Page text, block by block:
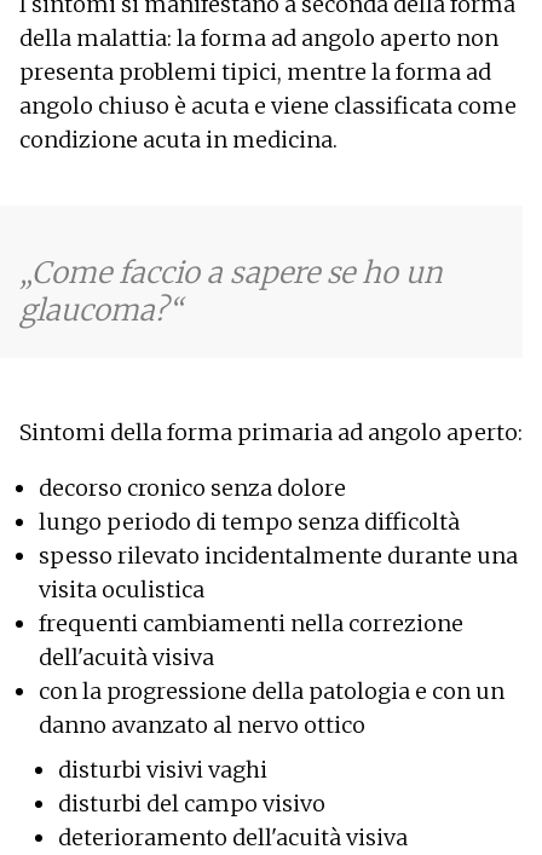
della malattia: la forma ad angolo aperto non
presenta problemi tipici, mentre la forma ad
angolo chiuso è acuta e viene classificata come
condizione acuta in medicina.
Come faccio a sapere se ho un
glaucoma?
Sintomi della forma primaria ad angolo aperto:
decorso cronico senza dolore
lungo periodo di tempo senza difficoltà
spesso rilevato incidentalmente durante una
visita oculistica
frequenti cambiamenti nella correzione
dell'acuità visiva
con la progressione della patologia e con un
danno avanzato al nervo ottico
disturbi visivi vaghi
disturbi del campo visivo
deterioramento dell'acuità visiva